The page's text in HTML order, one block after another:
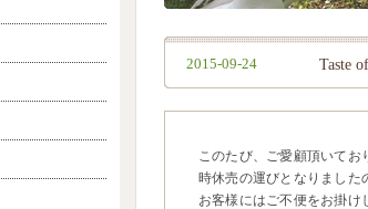
2015-09-24 Taste
このたび、ご愛顧頂いてお
時休売の運びとなりました
お客様にはご不便をお掛け